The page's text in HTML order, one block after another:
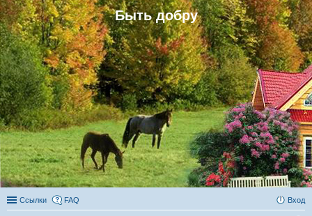
Быть добру
Ссылки FAQ Вход